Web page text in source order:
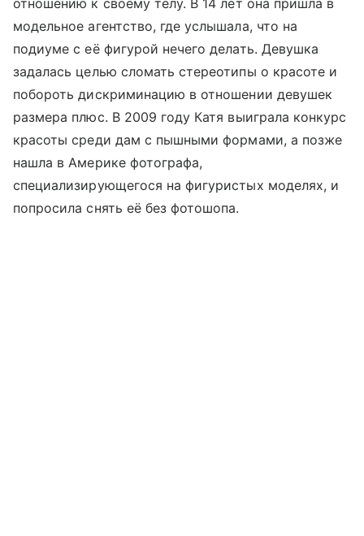
модельное агентство, где услышала, что на
подиуме с её фигурой нечего делать. Девушка
задалась целью сломать стереотипы о красоте и
побороть дискриминацию в отношении девушек
размера плюс. В 2009 году Катя выиграла конкурс
красоты среди дам с пышными формами, а позже
нашла в Америке фотографа,
специализирующегося на фигуристых моделях, и
попросила снять её без фотошопа.